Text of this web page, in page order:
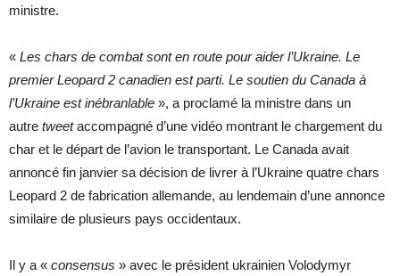
ministre.
« Les chars de combat sont en route pour aider l’Ukraine. Le
premier Leopard 2 canadien est parti. Le soutien du Canada à
l’Ukraine est inébranlable », a proclamé la ministre dans un
autre tweetaccompagné d’une vidéo montrant le chargement du
char et le départ de l’avion le transportant. Le Canada avait
annoncé fin janvier sa décision de livrer à l’Ukraine quatre chars
Leopard 2 de fabrication allemande, au lendemain d’une annonce
similaire de plusieurs pays occidentaux.
Il y a « consensus » avec le président ukrainien Volodymyr